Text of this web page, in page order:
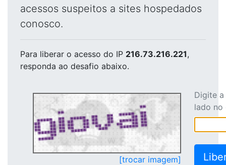
acessos suspeitos a sites hospedados
conosco.
Para liberar o acesso do IP 216.73.216.221,
responda ao desafio abaixo.
[trocar imagem]
Digite
lado no